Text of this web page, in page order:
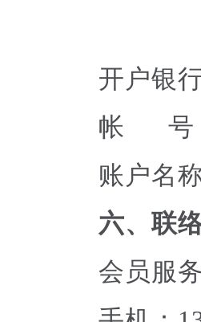
开户银
帐 号：
账户名
六、联
会员服